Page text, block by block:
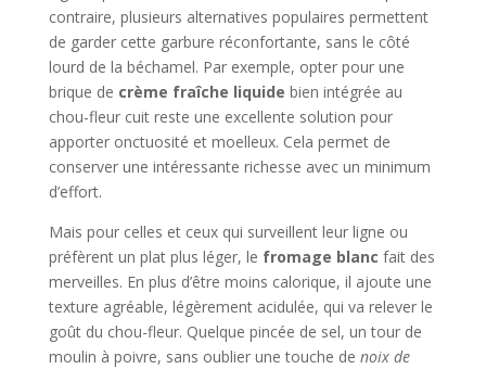
contraire, plusieurs alternatives populaires permettent
de garder cette garbure réconfortante, sans le côté
lourd de la béchamel. Par exemple, opter pour une
brique de crème fraîche liquide bien intégrée au
chou-fleur cuit reste une excellente solution pour
apporter onctuosité et moelleux. Cela permet de
conserver une intéressante richesse avec un minimum
d’effort.
Mais pour celles et ceux qui surveillent leur ligne ou
préfèrent un plat plus léger, le fromage blanc fait des
merveilles. En plus d’être moins calorique, il ajoute une
texture agréable, légèrement acidulée, qui va relever le
goût du chou-fleur. Quelque pincée de sel, un tour de
moulin à poivre, sans oublier une touche de noix de